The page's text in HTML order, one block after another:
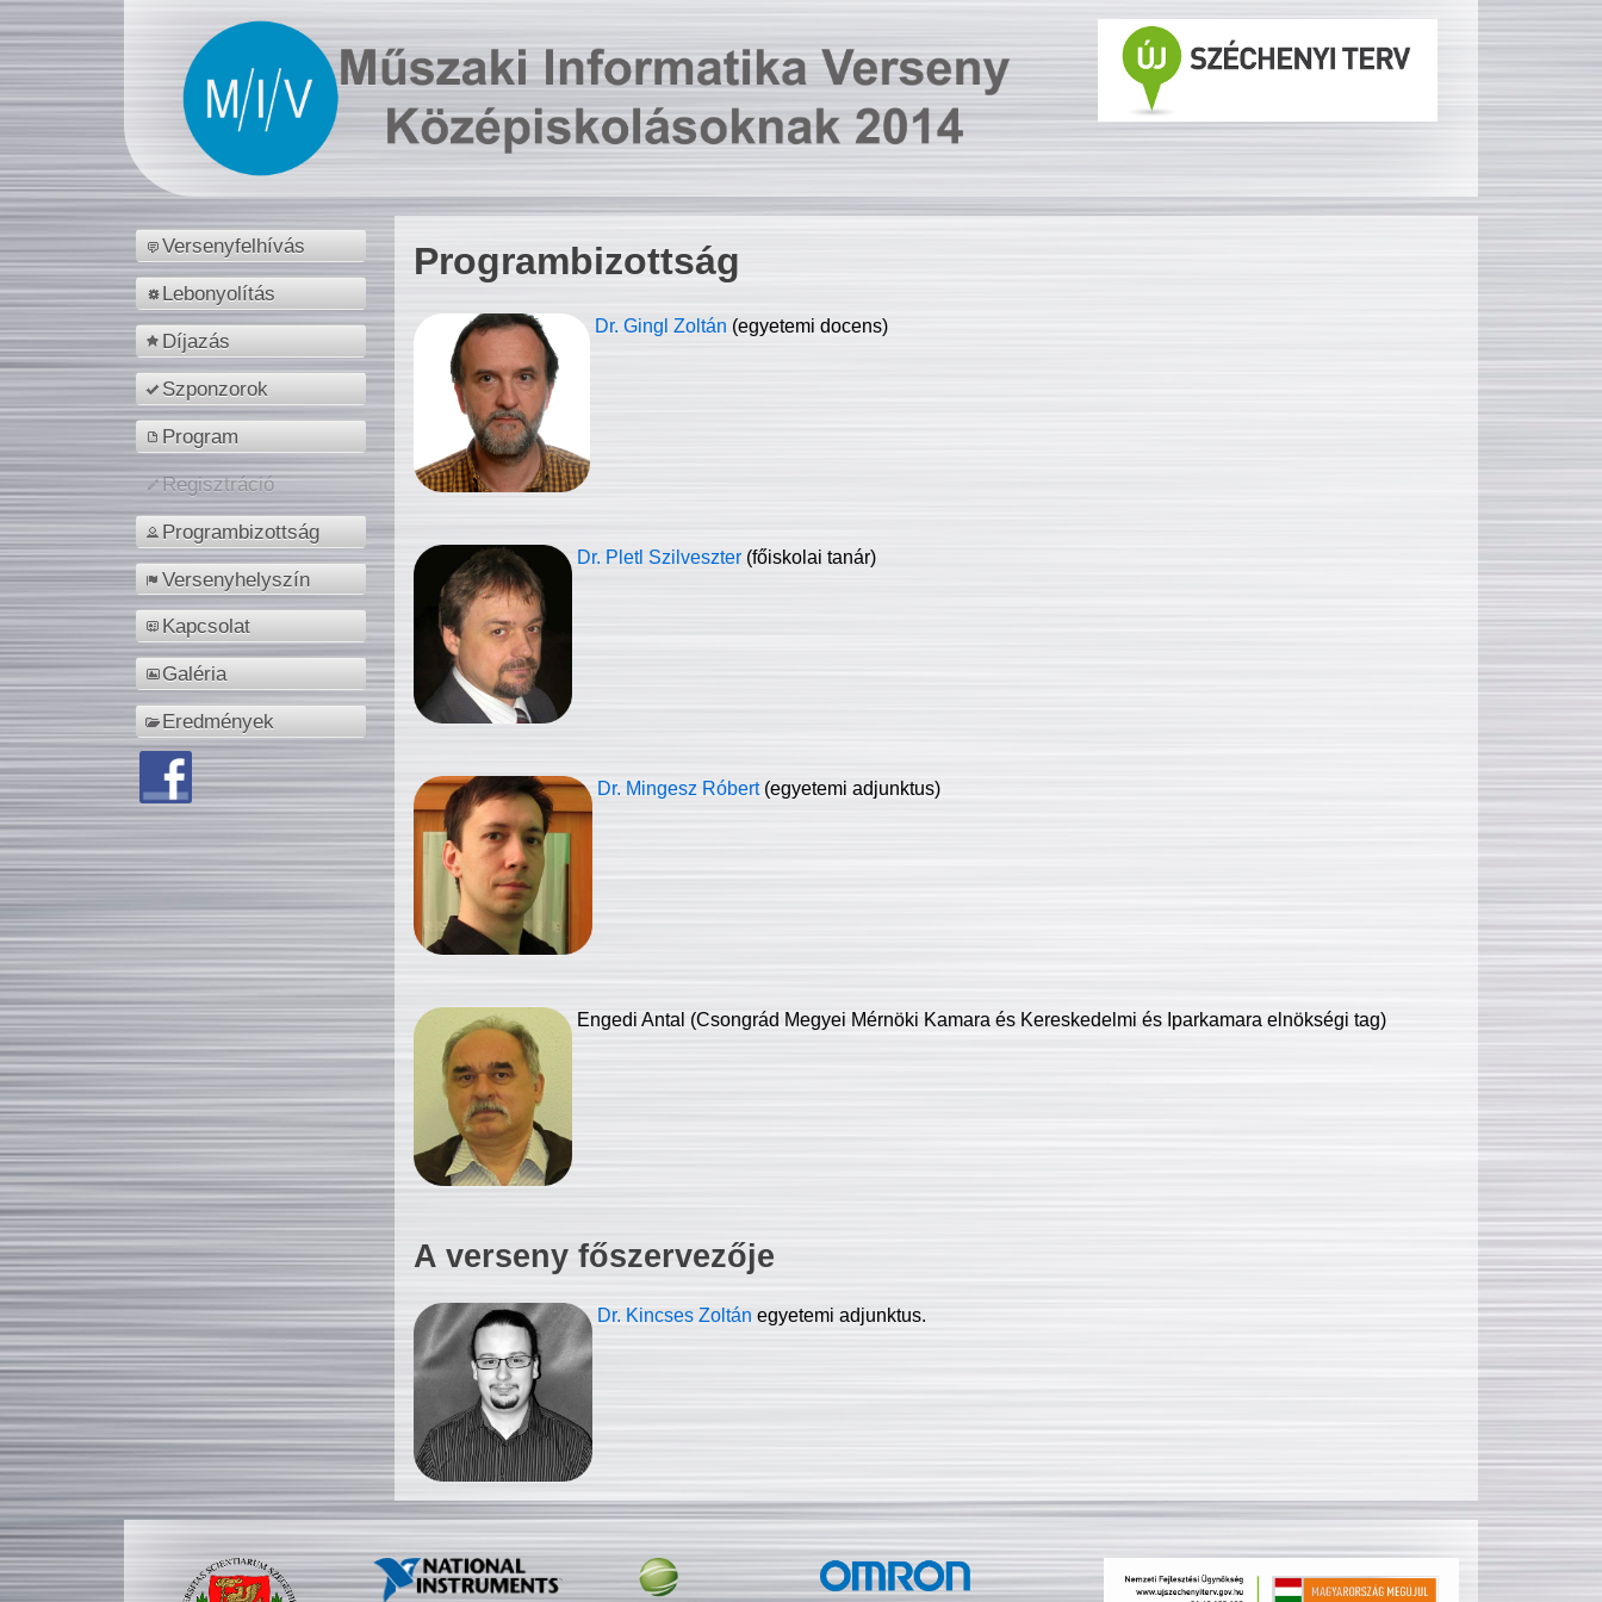
Versenyfelhívás
Lebonyolítás
Díjazás
Szponzorok
Program
Regisztráció
Programbizottság
Versenyhelyszín
Kapcsolat
Galéria
Eredmények
Programbizottság
Dr. Gingl Zoltán (egyetemi docens)
Dr. Pletl Szilveszter (főiskolai tanár)
Dr. Mingesz Róbert (egyetemi adjunktus)
Engedi Antal (Csongrád Megyei Mérnöki Kamara és Kereskedelmi és Iparkamara elnökségi tag)
A verseny főszervezője
Dr. Kincses Zoltán egyetemi adjunktus.